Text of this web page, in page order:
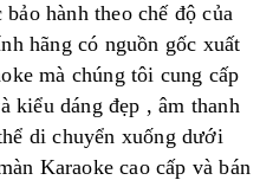
hành theo chế độ của
hãng có nguồn gốc xuất
mà chúng tôi cung cấp
kiểu dáng đẹp , âm thanh
di chuyển xuống dưới
Karaoke cao cấp và bán